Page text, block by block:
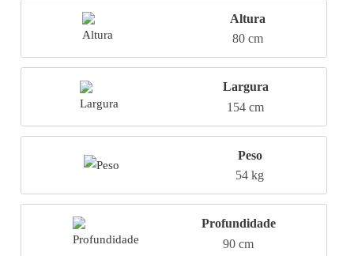
Altura
80 cm
Largura
154 cm
Peso
54 kg
Profundidade
90 cm